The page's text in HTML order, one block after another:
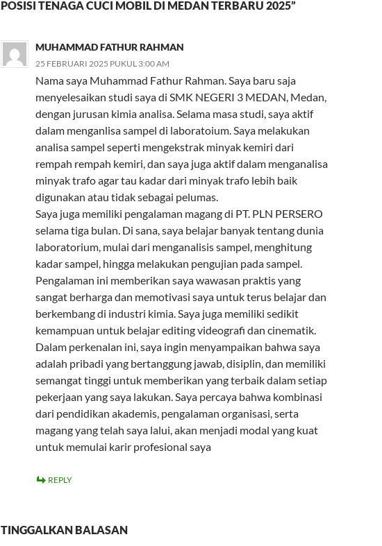
POSISI TENAGA CUCI MOBIL DI MEDAN TERBARU 2025”
MUHAMMAD FATHUR RAHMAN
25 FEBRUARI 2025 PUKUL 3:00 AM
Nama saya Muhammad Fathur Rahman. Saya baru saja
menyelesaikan studi saya di SMK NEGERI 3 MEDAN, Medan,
dengan jurusan kimia analisa. Selama masa studi, saya aktif
dalam menganlisa sampel di laboratoium. Saya melakukan
analisa sampel seperti mengekstrak minyak kemiri dari
rempah rempah kemiri, dan saya juga aktif dalam menganalisa
minyak trafo agar tau kadar dari minyak trafo lebih baik
digunakan atau tidak sebagai pelumas.
Saya juga memiliki pengalaman magang di PT. PLN PERSERO
selama tiga bulan. Di sana, saya belajar banyak tentang dunia
laboratorium, mulai dari menganalisis sampel, menghitung
kadar sampel, hingga melakukan pengujian pada sampel.
Pengalaman ini memberikan saya wawasan praktis yang
sangat berharga dan memotivasi saya untuk terus belajar dan
berkembang di industri kimia. Saya juga memiliki sedikit
kemampuan untuk belajar editing videografi dan cinematik.
Dalam perkenalan ini, saya ingin menyampaikan bahwa saya
adalah pribadi yang bertanggung jawab, disiplin, dan memiliki
semangat tinggi untuk memberikan yang terbaik dalam setiap
pekerjaan yang saya lakukan. Saya percaya bahwa kombinasi
dari pendidikan akademis, pengalaman organisasi, serta
magang yang telah saya lalui, akan menjadi modal yang kuat
untuk memulai karir profesional saya
REPLY
TINGGALKAN BALASAN